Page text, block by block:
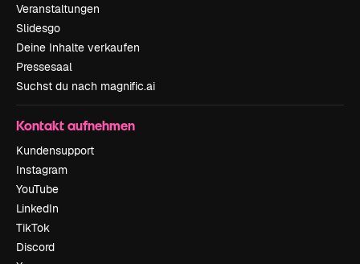
Veranstaltungen
Slidesgo
Deine Inhalte verkaufen
Pressesaal
Suchst du nach magnific.ai
Kontakt aufnehmen
Kundensupport
Instagram
YouTube
LinkedIn
TikTok
Discord